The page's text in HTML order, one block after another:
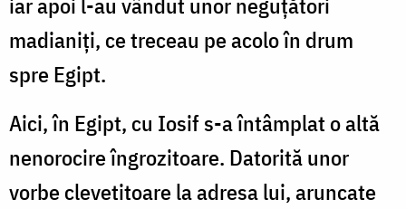
iar apoi l-au vândut unor neguţători
madianiţi, ce treceau pe acolo în drum
spre Egipt.
Aici, în Egipt, cu Iosif s-a întâmplat o altă
nenorocire îngrozitoare. Datorită unor
vorbe clevetitoare la adresa lui, aruncate